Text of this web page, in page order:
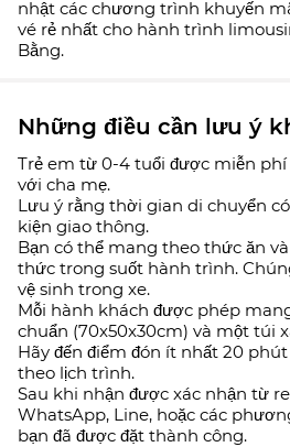
nhật các chương trình khuyến
vé rẻ nhất cho hành trình
Bằng.
Những điều cần lưu ý
Trẻ em từ 0-4 tuổi được miễn
với cha mẹ.
Lưu ý rằng thời gian di chuyển
kiện giao thông.
Bạn có thể mang theo thức ăn
thức trong suốt hành trình.
vệ sinh trong xe.
Mỗi hành khách được phép
chuẩn (70x50x30cm) và một túi
Hãy đến điểm đón ít nhất 20
theo lịch trình.
Sau khi nhận được xác nhận từ
WhatsApp, Line, hoặc các
bạn đã được đặt thành công.